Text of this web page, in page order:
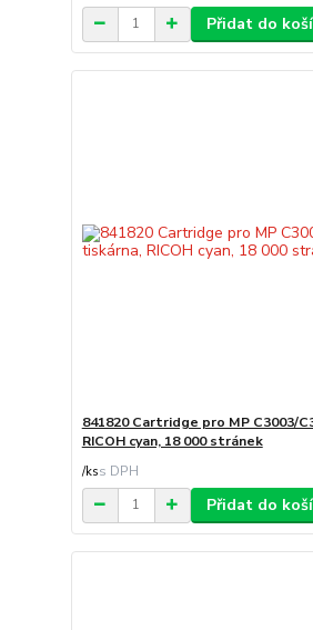
Přidat do
841820 Cartridge pro MP C3003/
RICOH cyan, 18 000 stránek
/ks
Přidat do